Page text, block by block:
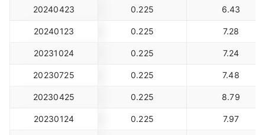
20240423 0.225 6.43
20240123 0.225 7.28
20231024 0.225 7.24
20230725 0.225 7.48
20230425 0.225 8.79
20230124 0.225 7.97